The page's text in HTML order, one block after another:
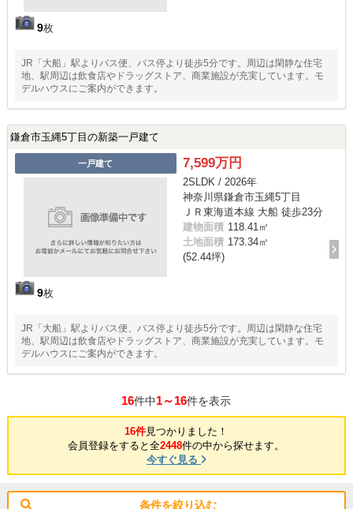
9枚
JR「大船」駅よりバス便、バス停より徒歩5分です。周辺は閑静な住宅
地、駅周辺は飲食店やドラッグストア、商業施設が充実しています。モ
デルハウスにご案内ができます。
鎌倉市玉縄5丁目の新築一戸建て
一戸建て
9枚
7,599万円
2SLDK / 2026年
神奈川県鎌倉市玉縄5丁目
ＪＲ東海道本線 大船 徒歩23分
建物面積 118.41㎡
土地面積 173.34㎡
(52.44坪)
JR「大船」駅よりバス便、バス停より徒歩5分です。周辺は閑静な住宅
地、駅周辺は飲食店やドラッグストア、商業施設が充実しています。モ
デルハウスにご案内ができます。
16件中1～16件を表示
16件見つかりました！
会員登録をすると全2448件の中から探せます。
今すぐ見る
条件を絞り込む